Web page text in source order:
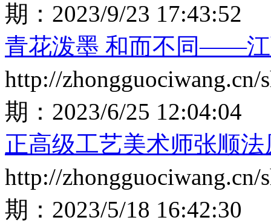
期： 2023/9/23 17:43:52
青花泼墨 和而不同——江
http://zhongguociwang.cn/
期： 2023/6/25 12:04:04
正高级工艺美术师张顺
http://zhongguociwang.cn/
期： 2023/5/18 16:42:30